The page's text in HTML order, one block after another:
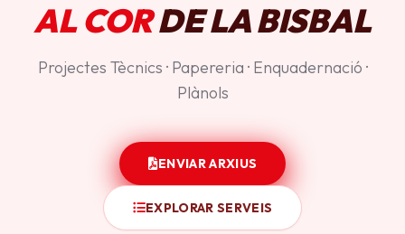
AL CORDE LA BISBAL
Projectes Tècnics · Papereria · Enquadernació ·
Plànols
ENVIAR ARXIUS
EXPLORAR SERVEIS